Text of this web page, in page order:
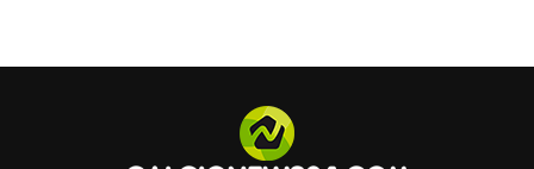
22′ Spingono i pugliesi: calcio di punizione
con conclusione di Baschirotto sporcata in